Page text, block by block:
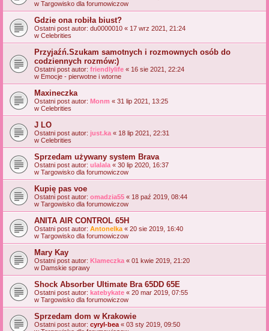
w Targowisko dla forumowiczow
Gdzie ona robiła biust?
Ostatni post autor: du0000010 « 17 wrz 2021, 21:24
w Celebrities
Przyjaźń.Szukam samotnych i rozmownych osób do
codziennych rozmów:)
Ostatni post autor: friendlylife « 16 sie 2021, 22:24
w Emocje - pierwotne i wtorne
Maxineczka
Ostatni post autor: Monm « 31 lip 2021, 13:25
w Celebrities
J LO
Ostatni post autor: just.ka « 18 lip 2021, 22:31
w Celebrities
Sprzedam używany system Brava
Ostatni post autor: ulalala « 30 lip 2020, 16:37
w Targowisko dla forumowiczow
Kupię pas voe
Ostatni post autor: omadzia55 « 18 paź 2019, 08:44
w Targowisko dla forumowiczow
ANITA AIR CONTROL 65H
Ostatni post autor: Antonelka « 20 sie 2019, 16:40
w Targowisko dla forumowiczow
Mary Kay
Ostatni post autor: Klameczka « 01 kwie 2019, 21:20
w Damskie sprawy
Shock Absorber Ultimate Bra 65DD 65E
Ostatni post autor: katebykate « 20 mar 2019, 07:55
w Targowisko dla forumowiczow
Sprzedam dom w Krakowie
Ostatni post autor: cyryl-bea « 03 sty 2019, 09:50